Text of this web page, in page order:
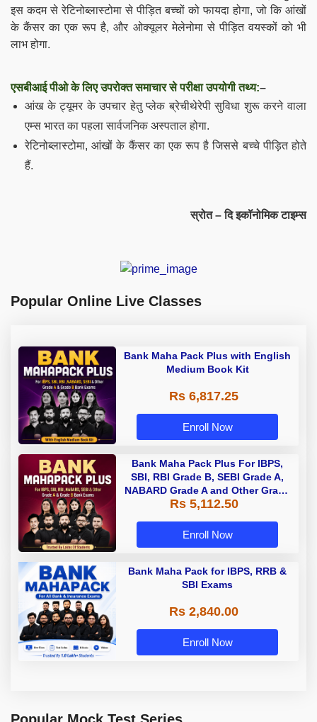
इस कदम से रेटिनोब्लास्टोमा से पीड़ित बच्चों को फायदा होगा, जो कि आंखों
के कैंसर का एक रूप है, और ओक्यूलर मेलेनोमा से पीड़ित वयस्कों को भी
लाभ होगा.
एसबीआई पीओ के लिए उपरोक्त समाचार से परीक्षा उपयोगी तथ्य:–
आंख के ट्यूमर के उपचार हेतु प्लेक ब्रेचीथेरेपी सुविधा शुरू करने वाला
एम्स भारत का पहला सार्वजनिक अस्पताल होगा.
रेटिनोब्लास्टोमा, आंखों के कैंसर का एक रूप है जिससे बच्चे पीड़ित होते
हैं.
स्रोत – दि इकॉनोमिक टाइम्स
Popular Online Live Classes
Bank Maha Pack Plus with English
Medium Book Kit
Rs 6,817.25
Enroll Now
Bank Maha Pack Plus For IBPS,
SBI, RBI Grade B, SEBI Grade A,
NABARD Grade A and Other Grade
A & Grade B Bank Exams
Rs 5,112.50
Enroll Now
Bank Maha Pack for IBPS, RRB &
SBI Exams
Rs 2,840.00
Enroll Now